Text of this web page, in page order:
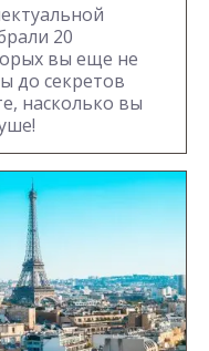
20
вы еще не
до секретов
насколько вы